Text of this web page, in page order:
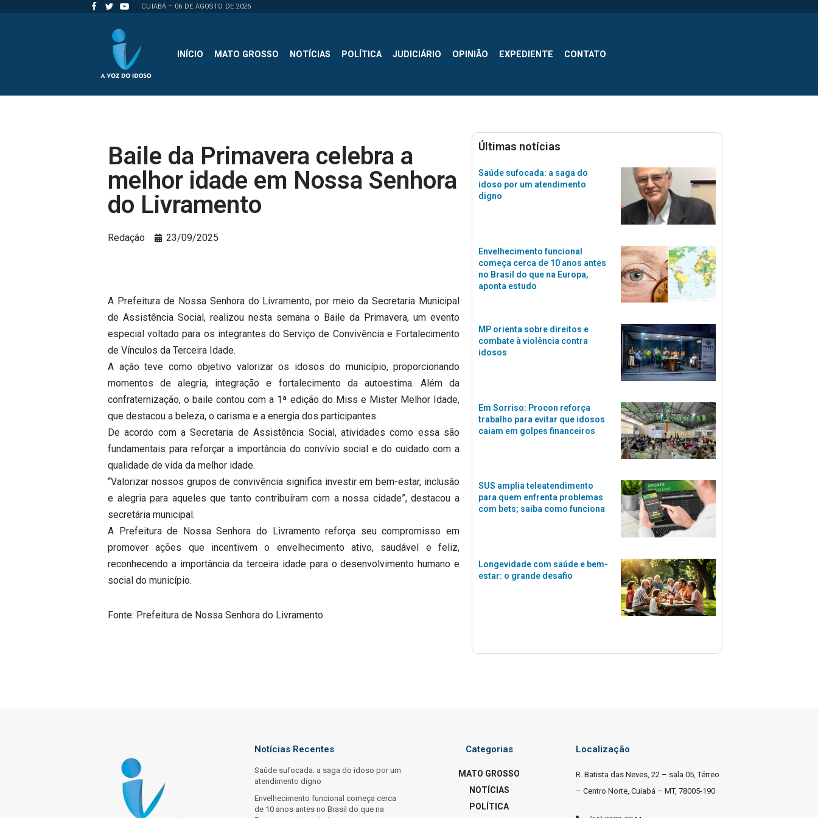
CUIABÁ – 06 DE AGOSTO DE 2026
INÍCIO MATO GROSSO NOTÍCIAS POLÍTICA JUDICIÁRIO OPINIÃO EXPEDIENTE CONTATO
Baile da Primavera celebra a
melhor idade em Nossa Senhora
do Livramento
Redação 23/09/2025
A Prefeitura de Nossa Senhora do Livramento, por meio da Secretaria Municipal
de Assistência Social, realizou nesta semana o Baile da Primavera, um evento
especial voltado para os integrantes do Serviço de Convivência e Fortalecimento
de Vínculos da Terceira Idade.
A ação teve como objetivo valorizar os idosos do município, proporcionando
momentos de alegria, integração e fortalecimento da autoestima. Além da
confraternização, o baile contou com a 1ª edição do Miss e Mister Melhor Idade,
que destacou a beleza, o carisma e a energia dos participantes.
De acordo com a Secretaria de Assistência Social, atividades como essa são
fundamentais para reforçar a importância do convívio social e do cuidado com a
qualidade de vida da melhor idade.
“Valorizar nossos grupos de convivência significa investir em bem-estar, inclusão
e alegria para aqueles que tanto contribuíram com a nossa cidade”, destacou a
secretária municipal.
A Prefeitura de Nossa Senhora do Livramento reforça seu compromisso em
promover ações que incentivem o envelhecimento ativo, saudável e feliz,
reconhecendo a importância da terceira idade para o desenvolvimento humano e
social do município.
Fonte: Prefeitura de Nossa Senhora do Livramento
Últimas notícias
Saúde sufocada: a saga do
idoso por um atendimento
digno
Envelhecimento funcional
começa cerca de 10 anos antes
no Brasil do que na Europa,
aponta estudo
MP orienta sobre direitos e
combate à violência contra
idosos
Em Sorriso: Procon reforça
trabalho para evitar que idosos
caiam em golpes financeiros
SUS amplia teleatendimento
para quem enfrenta problemas
com bets; saiba como funciona
Longevidade com saúde e bem-
estar: o grande desafio
Notícias Recentes
Saúde sufocada: a saga do idoso por um
atendimento digno
Envelhecimento funcional começa cerca
de 10 anos antes no Brasil do que na
Categorias
MATO GROSSO
NOTÍCIAS
POLÍTICA
Localização
R. Batista das Neves, 22 – sala 05, Térreo
– Centro Norte, Cuiabá – MT, 78005-190